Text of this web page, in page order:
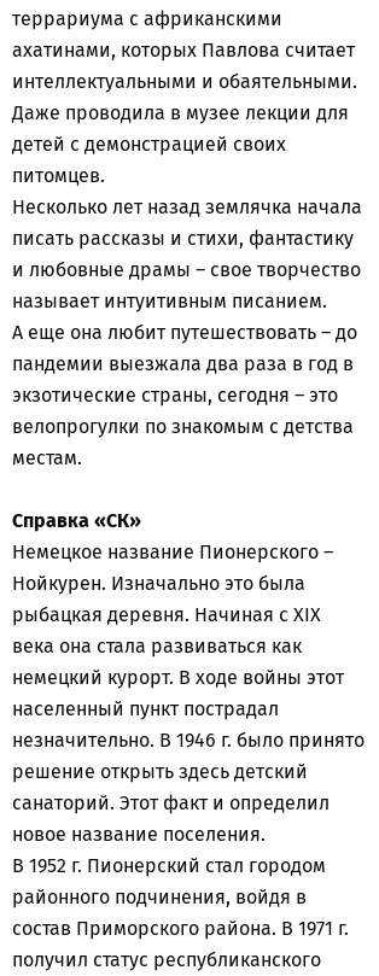
террариума с африканскими
ахатинами, которых Павлова считает
интеллектуальными и обаятельными.
Даже проводила в музее лекции для
детей с демонстрацией своих
питомцев.
Несколько лет назад землячка начала
писать рассказы и стихи, фантастику
и любовные драмы – свое творчество
называет интуитивным писанием.
А еще она любит путешествовать – до
пандемии выезжала два раза в год в
экзотические страны, сегодня – это
велопрогулки по знакомым с детства
местам.
Справка «СК»
Немецкое название Пионерского –
Нойкурен. Изначально это была
рыбацкая деревня. Начиная с XIX
века она стала развиваться как
немецкий курорт. В ходе войны этот
населенный пункт пострадал
незначительно. В 1946 г. было принято
решение открыть здесь детский
санаторий. Этот факт и определил
новое название поселения.
В 1952 г. Пионерский стал городом
районного подчинения, войдя в
состав Приморского района. В 1971 г.
получил статус республиканского